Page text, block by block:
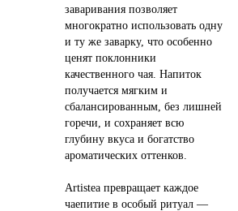
заваривания позволяет
многократно использовать одну
и ту же заварку, что особенно
ценят поклонники
качественного чая. Напиток
получается мягким и
сбалансированным, без лишней
горечи, и сохраняет всю
глубину вкуса и богатство
ароматических оттенков.
Artistea превращает каждое
чаепитие в особый ритуал —